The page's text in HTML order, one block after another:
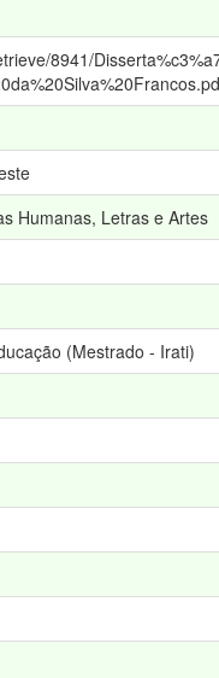
8941/
Humanas, Letras e Artes
(Mestrado - Irati)